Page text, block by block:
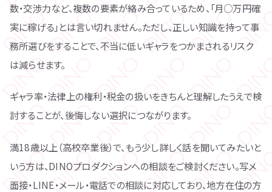
数・交渉力など、複数の要素が絡み合っているため、「月○万円確
実に稼げる」とは言い切れません。ただし、正しい知識を持って事
務所選びをすることで、不当に低いギャラをつかまされるリスク
は減らせます。
ギャラ率・法律上の権利・税金の扱いをきちんと理解したうえで検
討することが、後悔しない選択につながります。
満18歳以上（高校卒業後）で、もう少し詳しく話を聞いてみたいと
いう方は、DINOプロダクションへの相談をご検討ください。写メ
面接・LINE・メール・電話での相談に対応しており、地方在住の方